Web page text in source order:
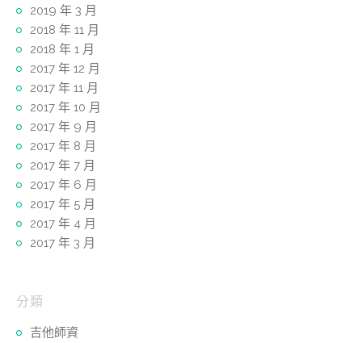
2019 年 3 月
2018 年 11 月
2018 年 1 月
2017 年 12 月
2017 年 11 月
2017 年 10 月
2017 年 9 月
2017 年 8 月
2017 年 7 月
2017 年 6 月
2017 年 5 月
2017 年 4 月
2017 年 3 月
分類
吉他師資